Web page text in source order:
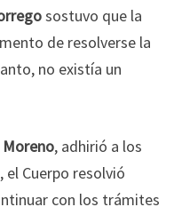
sostuvo que la
de resolverse la
no existía un
, adhirió a los
Cuerpo resolvió
con los trámites